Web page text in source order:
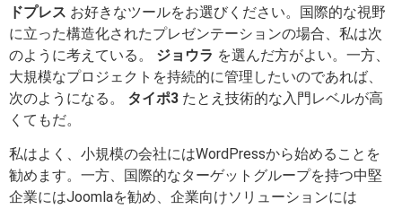
ドプレス お好きなツールをお選びください。国際的な視野
に立った構造化されたプレゼンテーションの場合、私は次
のように考えている。 ジョウラ を選んだ方がよい。一方、
大規模なプロジェクトを持続的に管理したいのであれば、
次のようになる。 タイポ3 たとえ技術的な入門レベルが高
くてもだ。
私はよく、小規模の会社にはWordPressから始めることを
勧めます。一方、国際的なターゲットグループを持つ中堅
企業にはJoomlaを勧め、企業向けソリューションには